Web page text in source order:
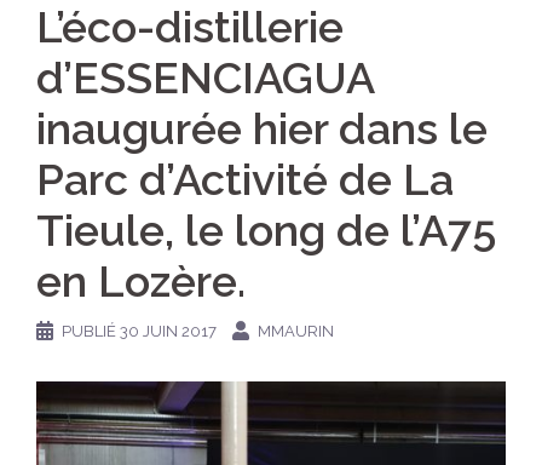
L’éco-distillerie
d’ESSENCIAGUA
inaugurée hier dans le
Parc d’Activité de La
Tieule, le long de l’A75
en Lozère.
PUBLIÉ 30 JUIN 2017 MMAURIN